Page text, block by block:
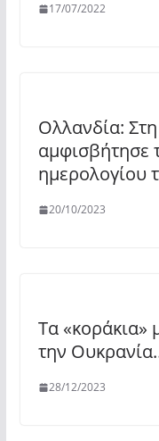
17/07/2022
Ολλανδία:
αμφισβήτησε
ημερολογίου
20/10/2023
Τα «κοράκια»
την
28/12/2023